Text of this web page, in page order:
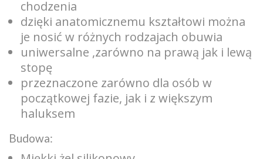
chodzenia
dzięki anatomicznemu kształtowi można
je nosić w różnych rodzajach obuwia
uniwersalne ,zarówno na prawą jak i lewą
stopę
przeznaczone zarówno dla osób w
początkowej fazie, jak i z większym
haluksem
Budowa: